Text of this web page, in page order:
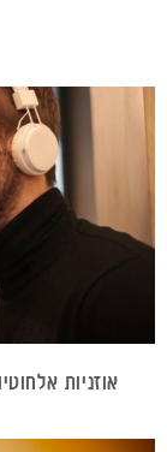
אוזניות